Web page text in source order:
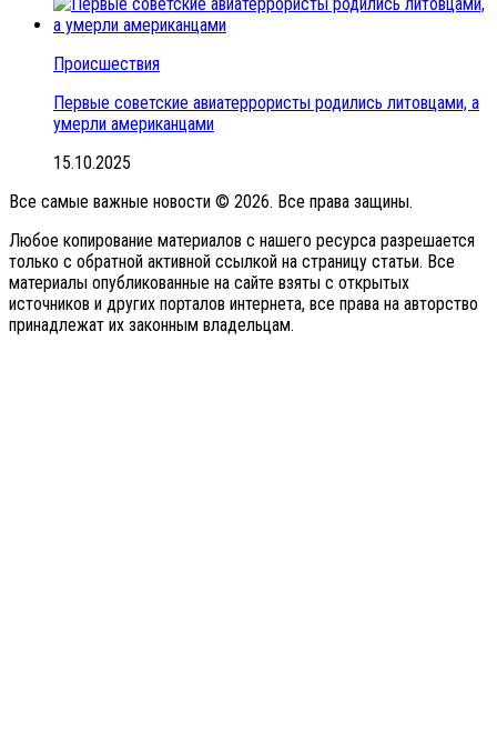
Происшествия
Первые советские авиатеррористы родились литовцами, а
умерли американцами
15.10.2025
Все самые важные новости © 2026. Все права защины.
Любое копирование материалов с нашего ресурса разрешается
только с обратной активной ссылкой на страницу статьи. Все
материалы опубликованные на сайте взяты с открытых
источников и других порталов интернета, все права на авторство
принадлежат их законным владельцам.